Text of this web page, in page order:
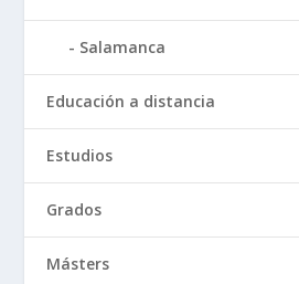
Salamanca
Educación a distancia
Estudios
Grados
Másters